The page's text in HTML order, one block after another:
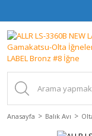
Anasayfa Balık Avı